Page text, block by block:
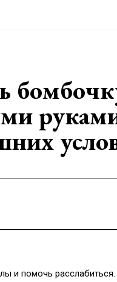
и помочь расслабиться.